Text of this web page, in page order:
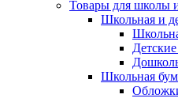
Товары для школы
Школьная и
Школьная